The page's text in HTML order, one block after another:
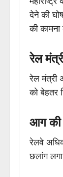
देने की
की कामना
रेल
रेल मंत्री
को बेहतर
आग की
रेलवे
छलांग